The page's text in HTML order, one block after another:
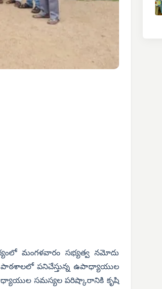
మంగళవారం సభ్యత్వ నమోదు
పాఠశాలలో పనిచేస్తున్న ఉపాధ్యాయుల
సమస్యల పరిష్కారానికి కృషి